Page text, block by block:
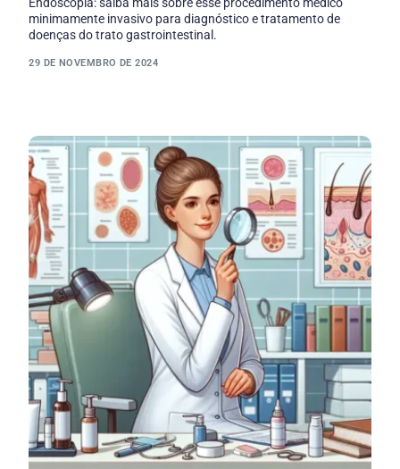
Endoscopia: saiba mais sobre esse procedimento médico
minimamente invasivo para diagnóstico e tratamento de
doenças do trato gastrointestinal.
29 DE NOVEMBRO DE 2024